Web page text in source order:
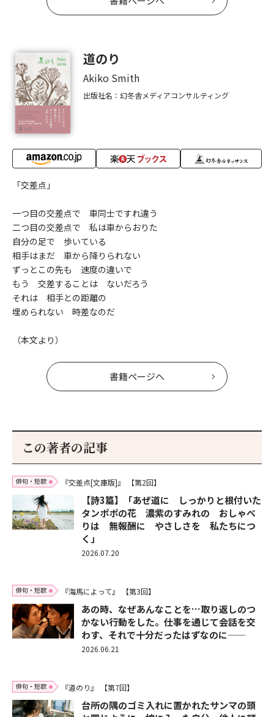
道のり
Akiko Smith
出版社名：幻冬舎メディアコンサルティング
「交差点」
一つ目の交差点で 車同士ですれ違う
二つ目の交差点で 私は車からおりた
自分の足で 歩いている
相手はまだ 車から降りられない
ずっとこの先も 速度の違いで
もう 交差することは ないだろう
それは 相手との距離の
埋められない 時差なのだ
（本文より）
書籍ページへ
この著者の記事
俳句・短歌 『交差点[文庫版]』 【第2回】
【詩3篇】「あぜ道に しっかりと根付いた
タンポポの花 濃紫のすみれの おしゃべ
りは 無報酬に やさしさを 私たちにつ
く」
2026.07.20
俳句・短歌 『海馬によって』 【第3回】
あの時、なぜあんなことを…取り返しのつ
かない行動をした。仕事を通じて会話を交
わす、それで十分だったはずなのに——
2026.06.21
俳句・短歌 『道のり』 【第7回】
台所の隅のゴミ入れに置かれたサンマの頭